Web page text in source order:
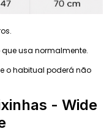
usa normalmente.
o habitual poderá não
- Wide